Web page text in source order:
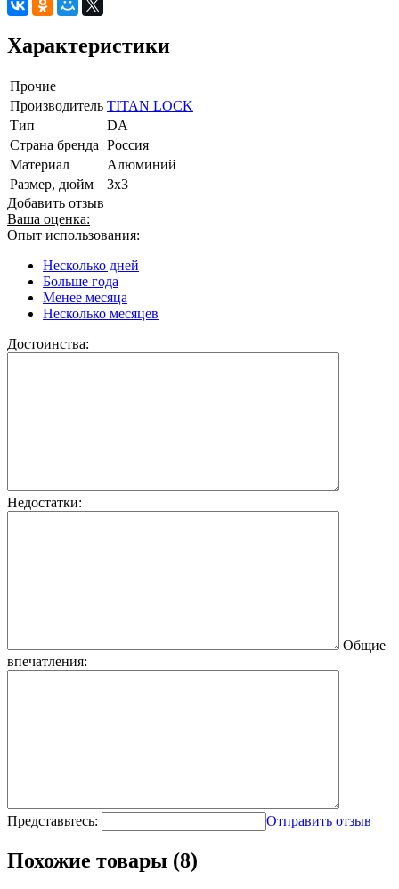
Характеристики
Прочие
Производитель TITAN LOCK
Тип
DА
Страна бренда Россия
Материал
Алюминий
Размер, дюйм
3x3
Добавить отзыв
Ваша оценка:
Опыт использования:
Несколько дней
Больше года
Менее месяца
Несколько месяцев
Достоинства:
Недостатки:
Общие
впечатления:
Представьтесь: Отправить отзыв
Похожие товары (8)